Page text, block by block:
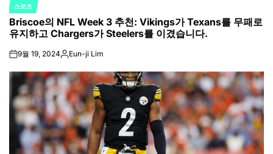
POSTED
IN
스포츠
Briscoe의 NFL Week 3 추천: Vikings가 Texans를 무패로
유지하고 Chargers가 Steelers를 이겼습니다.
on9월 19, 2024Posted
Eun-ji Lim